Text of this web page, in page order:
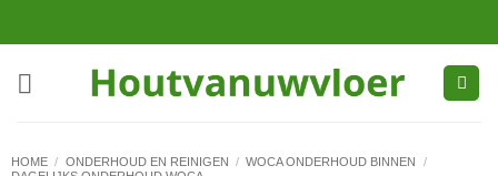
naar
HOME / ONDERHOUD EN REINIGEN / WOCA ONDERHOUD BINNEN
/